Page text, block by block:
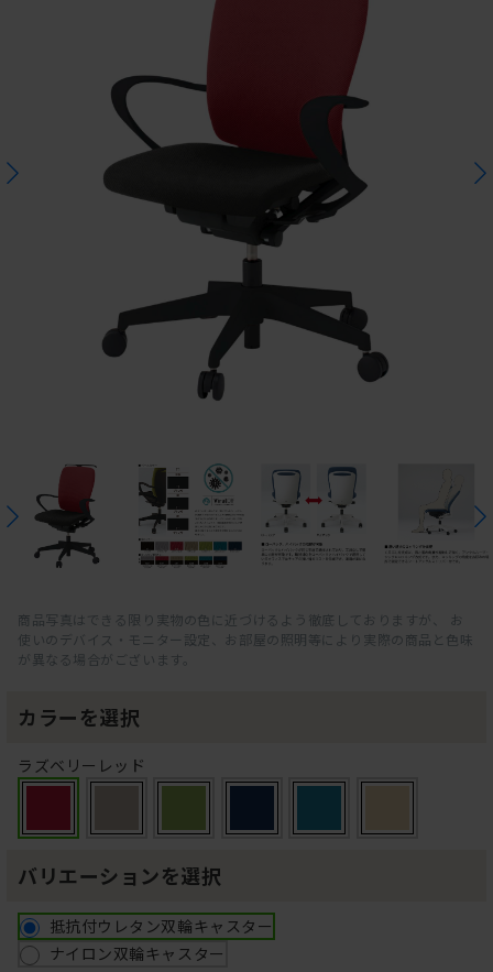
商品写真はできる限り実物の色に近づけるよう徹底しておりますが、 お
使いのデバイス・モニター設定、お部屋の照明等により実際の商品と色味
が異なる場合がございます。
カラーを選択
ラズベリーレッド
バリエーションを選択
抵抗付ウレタン双輪キャスター
ナイロン双輪キャスター